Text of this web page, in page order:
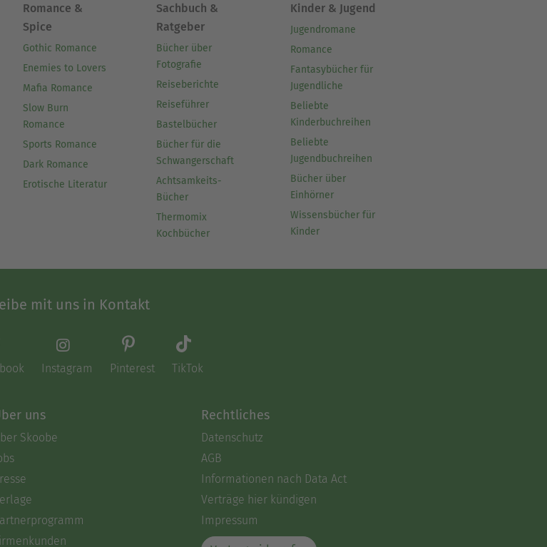
Romance &
Spice
Gothic Romance
Enemies to Lovers
Mafia Romance
Slow Burn
Romance
Sports Romance
Dark Romance
Erotische Literatur
Sachbuch &
Ratgeber
Bücher über
Fotografie
Reiseberichte
Reiseführer
Bastelbücher
Bücher für die
Schwangerschaft
Achtsamkeits-
Bücher
Thermomix
Kochbücher
Kinder & Jugend
Jugendromane
Romance
Fantasybücher für
Jugendliche
Beliebte
Kinderbuchreihen
Beliebte
Jugendbuchreihen
Bücher über
Einhörner
Wissensbücher für
Kinder
mit uns in Kontakt
Instagram Pinterest TikTok
uns
Skoobe
Rechtliches
Datenschutz
AGB
Informationen nach Data Act
Verträge hier kündigen
Impressum